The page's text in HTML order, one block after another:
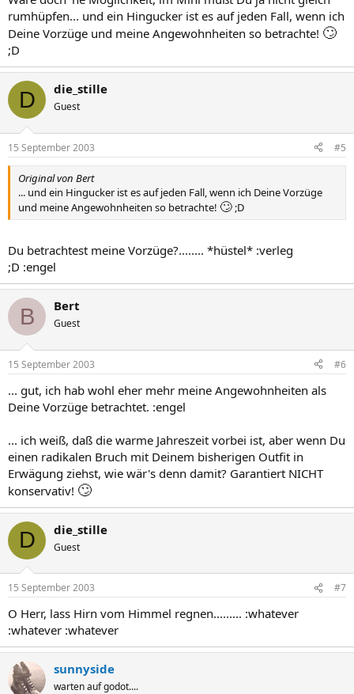
rumhüpfen... und ein Hingucker ist es auf jeden Fall, wenn ich
Deine Vorzüge und meine Angewohnheiten so betrachte! 🙄
;D
D die_stille
Guest
15 September 2003 #5
Original von Bert
... und ein Hingucker ist es auf jeden Fall, wenn ich Deine Vorzüge
und meine Angewohnheiten so betrachte! 🙄 ;D
Du betrachtest meine Vorzüge?........ *hüstel* :verleg
;D :engel
B Bert
Guest
15 September 2003 #6
... gut, ich hab wohl eher mehr meine Angewohnheiten als
Deine Vorzüge betrachtet. :engel
... ich weiß, daß die warme Jahreszeit vorbei ist, aber wenn Du
einen radikalen Bruch mit Deinem bisherigen Outfit in
Erwägung ziehst, wie wär's denn damit? Garantiert NICHT
konservativ! 🙄
D die_stille
Guest
15 September 2003 #7
O Herr, lass Hirn vom Himmel regnen......... :whatever
:whatever :whatever
sunnyside
warten auf godot....